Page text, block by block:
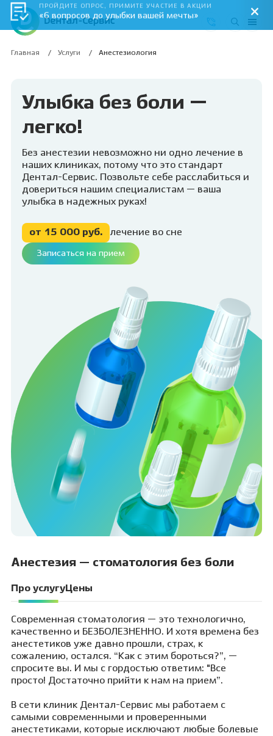
Главная Услуги Анестезиология
Улыбка без боли —
легко!
Без анестезии невозможно ни одно лечение в
наших клиниках, потому что это стандарт
Дентал-Сервис. Позвольте себе расслабиться и
довериться нашим специалистам — ваша
улыбка в надежных руках!
от 15 000 руб. лечение во сне
Записаться на прием
Анестезия — стоматология без боли
Про услугу Цены
Современная стоматология — это технологично,
качественно и БЕЗБОЛЕЗНЕННО. И хотя времена без
анестетиков уже давно прошли, страх, к
сожалению, остался. “Как с этим бороться?”, —
спросите вы. И мы с гордостью ответим: "Все
просто! Достаточно прийти к нам на прием”.
В сети клиник Дентал-Сервис мы работаем с
самыми современными и проверенными
анестетиками, которые исключают любые болевые
ПРОЙДИТЕ ОПРОС, ПРИМИТЕ УЧАСТИЕ В АКЦИИ
«6 вопросов до улыбки вашей мечты»